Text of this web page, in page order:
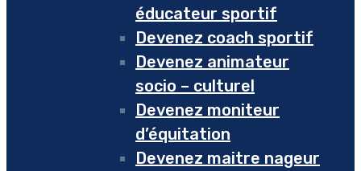
éducateur sportif
Devenez coach sportif
Devenez animateur
socio – culturel
Devenez moniteur
d’équitation
Devenez maitre nageur